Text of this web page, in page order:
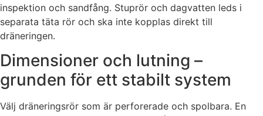
inspektion och sandfång. Stuprör och dagvatten leds i
separata täta rör och ska inte kopplas direkt till
dräneringen.
Dimensioner och lutning –
grunden för ett stabilt system
Välj dräneringsrör som är perforerade och spolbara. En